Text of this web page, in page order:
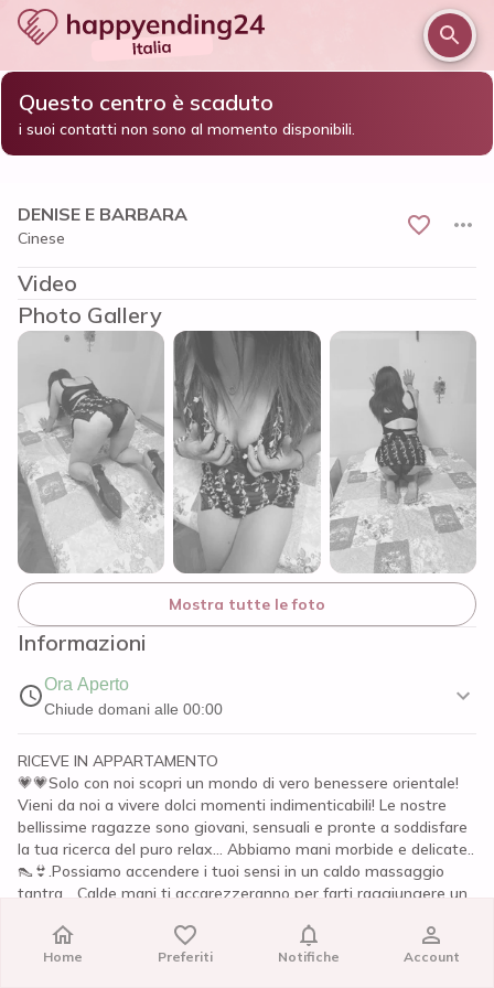
Home / Firenze e provincia / Firenze
Questo centro è scaduto
i suoi contatti non sono al momento disponibili.
DENISE E BARBARA
Cinese
Video
Photo Gallery
Mostra tutte le foto
Informazioni
Ora Aperto
Chiude domani alle 00:00
RICEVE IN APPARTAMENTO
💗💗Solo con noi scopri un mondo di vero benessere orientale!
Vieni da noi a vivere dolci momenti indimenticabili! Le nostre
bellissime ragazze sono giovani, sensuali e pronte a soddisfare
la tua ricerca del puro relax... Abbiamo mani morbide e delicate..
👠👙.Possiamo accendere i tuoi sensi in un caldo massaggio
tantra... Calde mani ti accarezzeranno per farti raggiungere un
Recensioni
Home Preferiti Notifiche Account
Home Preferiti Notifiche Account